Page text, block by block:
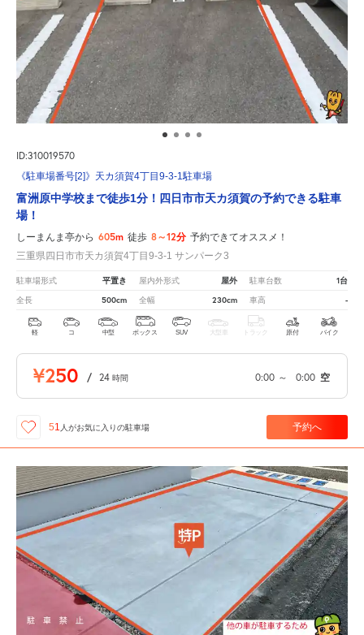
ID:310019570
《駐車場番号[2]》天カ須賀4丁目9-3-1駐車場
富洲原中学校まで徒歩1分！四日市市天カ須賀の予約できる駐車
場！
しーまんま亭から 605m 徒歩 8～12分 予約できてオススメ！
三重県四日市市天カ須賀4丁目9-3-1 サンパーク3
駐車場形式 平置き 屋内外形式 屋外 駐車台数 1台
全長 500cm 全幅 230cm 車高 -
軽 コ 中型 ボックス SUV 大型車 トラック 原付 バイク
¥250 / 24 時間 0:00 ～ 0:00 空
51 人がお気に入りの駐車場 予約へ